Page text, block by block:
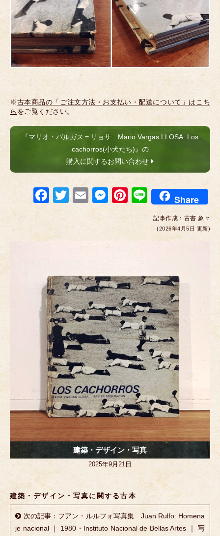
※古本商品の「ご注文方法・お支払い・配送について」はこち
ら をご覧ください。
『マリオ・バルガス＝リョサ Mario Vargas LLOSA: Los
cachorros(小犬たち)』の
購入に関するお問い合わせ
F
e
o
o
k
T E
m
ail
M
e
g
er
Pi
nt
er
Li
n
e
Share
記事作成：古書 象々
(2026年4月5日 更新)
建築・デザイン・写真
2025年9月21日
建築・デザイン・写真に関する古本
次の記事：フアン・ルルフォ写真集 Juan Rulfo: Homena
je nacional ｜ 1980・Instituto Nacional de Bellas Artes ｜ 写